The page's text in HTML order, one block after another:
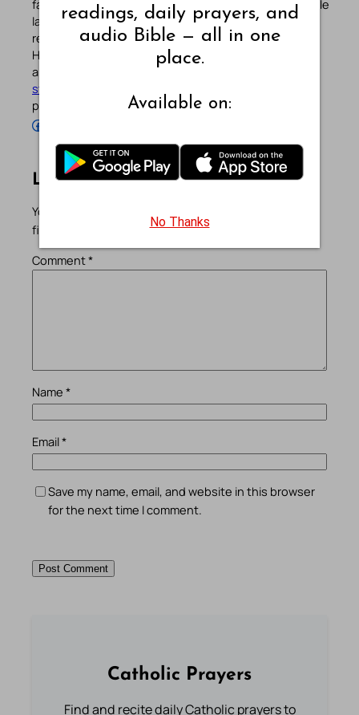
faith-driven platform sharing Mass Readings in multiple
languages, prayers, quotes, catechism, Bible plans,
reflections, and other spiritual resources since 2013.
He manages the website and the official
apps alongside his professional career (
story
profiles below.
Follow Pradeep on Facebook
Leave a Reply
Your email address will not be published.
fields are marked
Comment*
Name *
Email*
Save my name, email, and website in this browser
for the next time I comment.
Catholic Prayers
Find and recite daily Catholic prayers to
readings, daily prayers, and
audio Bible — all in one
place.
Available on:
No Thanks